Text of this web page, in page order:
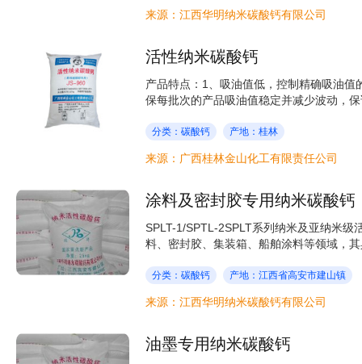
来源：江西华明纳米碳酸钙有限公司
活性纳米碳酸钙
产品特点：1、吸油值低，控制精确吸油
保每批次的产品吸油值稳定并减少波动，
分类：碳酸钙 产地：桂林
来源：广西桂林金山化工有限责任公司
涂料及密封胶专用纳米碳酸钙
SPLT-1/SPTL-2SPLT系列纳米及亚纳米级
料、密封胶、集装箱、船舶涂料等领域，
分类：碳酸钙 产地：江西省高安市建山镇
来源：江西华明纳米碳酸钙有限公司
油墨专用纳米碳酸钙